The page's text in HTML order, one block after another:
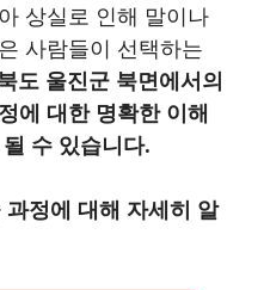
상실로 인해 말이나
사람들이 선택하는
도 울진군 북면에서의
에 대한 명확한 이해
수 있습니다.
정에 대해 자세히 알